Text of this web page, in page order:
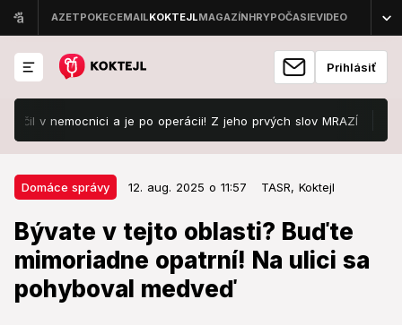
Prihlásiť
v nemocnici a je po operácii! Z jeho prvých slov MRAZÍ
Domáce správy 12. aug. 2025 o 11:57 TASR, Koktejl
Bývate v tejto oblasti? Buďte
mimoriadne opatrní! Na ulici sa
pohyboval medveď
Domáce správy 12. aug. 2025 o 11:57
Bývate v tejto oblasti? Buďte
mimoriadne opatrní! Na ulici sa
pohyboval medveď